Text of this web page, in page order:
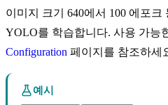
이미지 크기 640에서 100 에포크
YOLO를 학습합니다. 사용 가능
Configuration 페이지를 참조하세
예시